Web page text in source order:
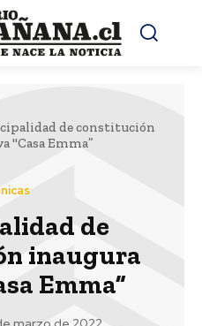
de constitución
"Casa Emma”
de
inaugura
Emma”